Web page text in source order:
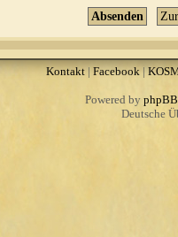
Kontakt| Facebook |
Powered by phpBB
Deutsche